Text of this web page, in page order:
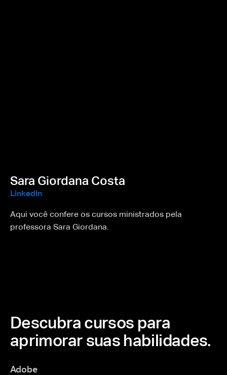
Sara Giordana Costa
LinkedIn
Aqui você confere os cursos ministrados pela
professora Sara Giordana.
Descubra cursos para
aprimorar suas habilidades.
Adobe